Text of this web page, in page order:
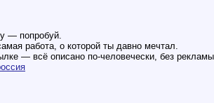
— попробуй.
работа, о которой ты давно мечтал.
— всё описано по-человечески, без